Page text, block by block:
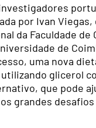
por Ivan Viegas,
da Faculdade de
de
uma nova
glicerol
que pode
grandes